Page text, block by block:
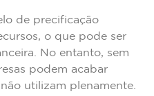
de precificação
o que pode ser
No entanto, sem
podem acabar
utilizam plenamente.